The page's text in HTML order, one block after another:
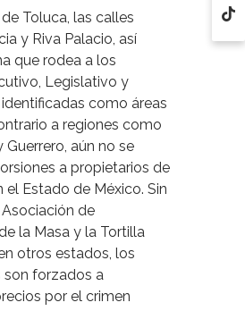
Toluca, las calles
y Riva Palacio, así
que rodea a los
Legislativo y
como áreas
a regiones como
Guerrero, aún no se
a propietarios de
el Estado de México. Sin
de
la Masa y la Tortilla
otros estados, los
son forzados a
por el crimen